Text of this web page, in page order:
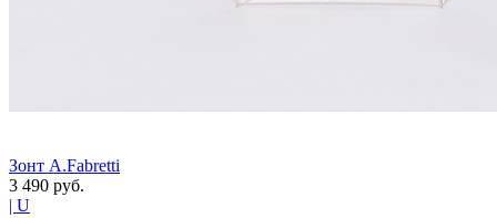
Зонт A.Fabretti
3 490 руб.
| U